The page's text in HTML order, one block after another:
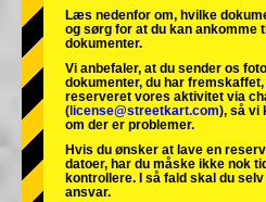
Læs nedenfor om, hvilke
og sørg for at du kan ankomme
dokumenter.
Vi anbefaler, at du sender os
dokumenter, du har
reserveret vores aktivitet via
( license@streetkart.com), så vi
om der er problemer.
Hvis du ønsker at lave en
datoer, har du måske ikke nok
kontrollere. I så fald skal du
ansvar.